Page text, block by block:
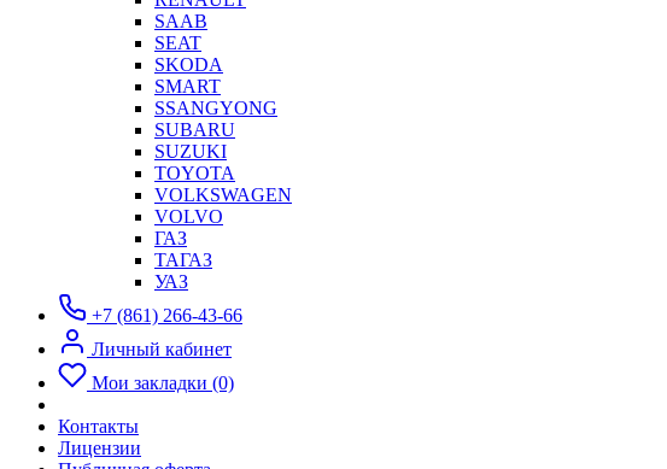
SAAB
SEAT
SKODA
SMART
SSANGYONG
SUBARU
SUZUKI
TOYOTA
VOLKSWAGEN
VOLVO
ГАЗ
ТАГАЗ
УАЗ
+7 (861) 266-43-66
Личный кабинет
Мои закладки (0)
Контакты
Лицензии